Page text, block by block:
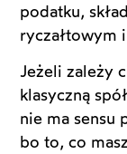
podatku,
ryczałtowym
Jeżeli zależy
klasyczną
nie ma sensu
bo to, co